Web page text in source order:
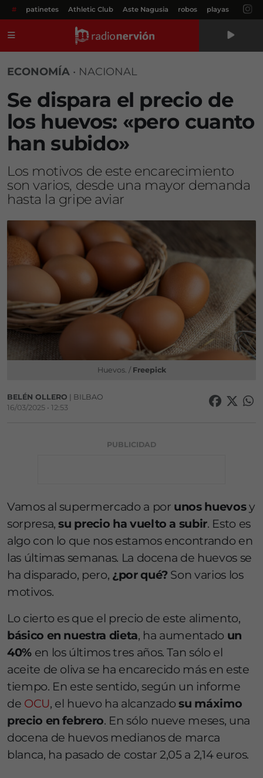
# patinetes Athletic Club Aste Nagusia robos playas
ECONOMÍA • NACIONAL
Se dispara el precio de
los huevos: «pero cuanto
han subido»
Los motivos de este encarecimiento
son varios, desde una mayor demanda
hasta la gripe aviar
Huevos. / Freepick
BELÉN OLLERO | BILBAO
16/03/2025 • 12:53
PUBLICIDAD
Vamos al supermercado a por unos huevosy
sorpresa,su precio ha vuelto a subir. Esto es
algo con lo que nos estamos encontrando en
las últimas semanas. La docena de huevos se
ha disparado, pero, ¿por qué?Son varios los
motivos.
Lo cierto es que el precio de este alimento,
básico en nuestra dieta, ha aumentado un
40%en los últimos tres años. Tan sólo el
aceite de oliva se ha encarecido más en este
tiempo. En este sentido, según un informe
de OCU, el huevo ha alcanzadosu máximo
precio en febrero. En sólo nueve meses, una
docena de huevos medianos de marca
blanca, ha pasado de costar 2,05 a 2,14 euros.